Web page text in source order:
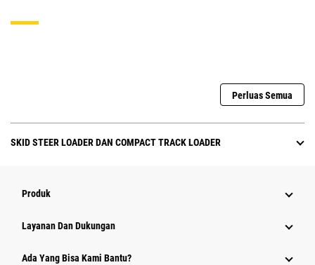
Perluas Semua
SKID STEER LOADER DAN COMPACT TRACK LOADER
Produk
Layanan Dan Dukungan
Ada Yang Bisa Kami Bantu?